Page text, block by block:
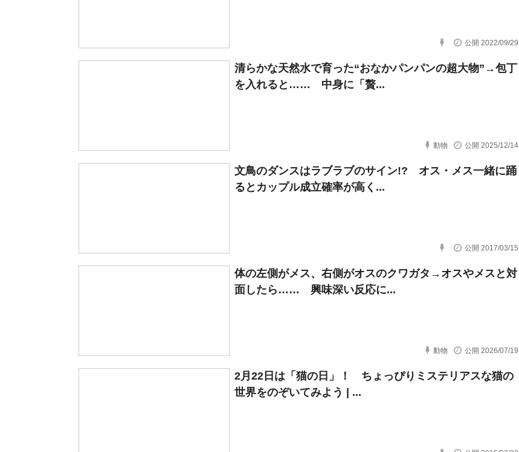
公開 2022/09/29
清らかな天然水で育った“おなかパンパンの超大物”→包丁
を入れると…… 中身に「贅...
動物 公開 2025/12/14
文鳥のダンスはラブラブのサイン!? オス・メス一緒に踊
るとカップル成立確率が高く...
公開 2017/03/15
体の左側がメス、右側がオスのクワガタ→オスやメスと対
面したら…… 興味深い反応に...
動物 公開 2026/07/19
2月22日は「猫の日」！ ちょっぴりミステリアスな猫の
世界をのぞいてみよう | ...